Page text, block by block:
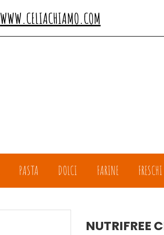
WWW.CELIACHIAMO.COM
PASTA DOLCI FARINE
NUTRIFREE